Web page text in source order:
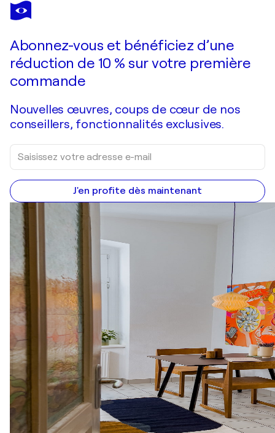
BENNO NOLL
"New York City"
Abonnez-vous et bénéficiez d’une
réduction de 10 % sur votre première
commande
Nouvelles œuvres, coups de cœur de nos
conseillers, fonctionnalités exclusives.
J'en profite dès maintenant